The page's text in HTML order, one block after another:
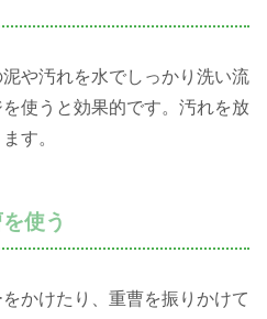
や汚れを水でしっかり洗い流
使うと効果的です。汚れを放
す。
使う
かけたり、重曹を振りかけて